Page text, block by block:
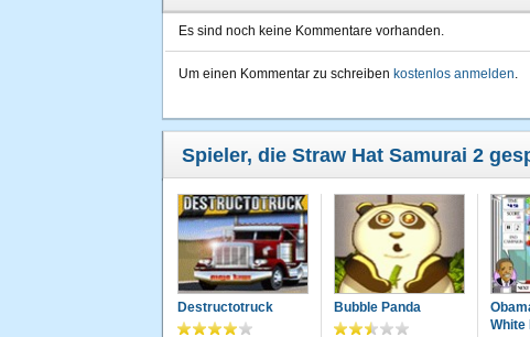
Es sind noch keine Kommentare vorhanden.
Um einen Kommentar zu schreiben kostenlos anmelden.
Spieler, die Straw Hat Samurai 2
Destructotruck Bubble Panda
White